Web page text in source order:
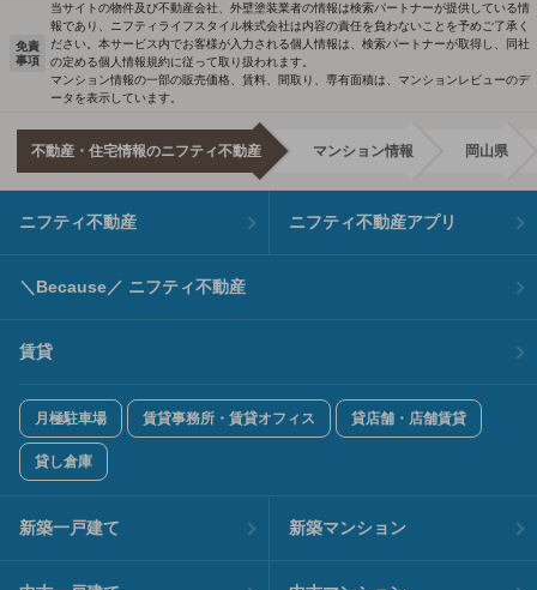
免責
事項
当サイトの物件及び不動産会社、外壁塗装業者の情報は検索パートナーが提供している情
報であり、ニフティライフスタイル株式会社は内容の責任を負わないことを予めご了承く
ださい。本サービス内でお客様が入力される個人情報は、検索パートナーが取得し、同社
の定める個人情報規約に従って取り扱われます。
マンション情報の一部の販売価格、賃料、間取り、専有面積は、マンションレビューのデ
ータを表示しています。
不動産・住宅情報のニフティ不動産 マンション情報 岡山県
ニフティ不動産 ニフティ不動産アプリ
＼Because／ ニフティ不動産
賃貸
月極駐車場 賃貸事務所・賃貸オフィス 貸店舗・店舗賃貸
貸し倉庫
新築一戸建て 新築マンション